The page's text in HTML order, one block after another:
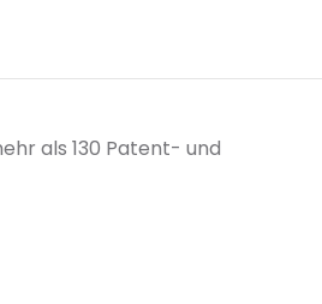
als 130 Patent- und